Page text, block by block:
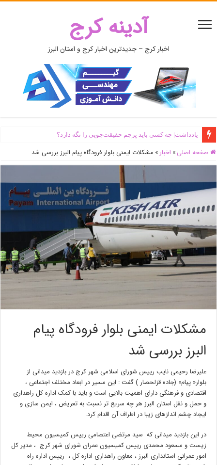
آدینه کرج
اخبار کرج – جدیدترین اخبار کرج و استان البرز
یادداشت| ‌چه کسی باید پرچم حقیقت‌جویی را نگه دارد؟
صفحه اصلی » اخبار » مشکلات ایمنی بلوار فرودگاه پیام البرز بررسی شد
مشکلات ایمنی بلوار فرودگاه پیام
البرز بررسی شد
علیرضا رحیمی نایب رییس شورای اسلامی شهر کرج در بازدید میدانی از
بلوار« پیام» (جاده قزلحصار ) گفت : این مسیر در ابعاد مختلف اجتماعی ،
اقتصادی و فرهنگی دارای اهمیت بالایی است و باید با کمک اداره کل راهداری
و حمل و نقل استان البرز هر چه سریع تر نسبت به تعریض ، ایمن سازی و
ایجاد چشم اندازهای زیبا در اطراف آن اقدام کرد.
در این بازدید میدانی که ‌سید مرتضی اعتصامی رییس کمیسیون محیط
زیست و مسعود محمدی رییس کمیسیون عمران شورای شهر کرج ، مدیر کل
امور عمرانی استانداری البرز ، معاون راهداری اداره کل ، رییس اداره راه